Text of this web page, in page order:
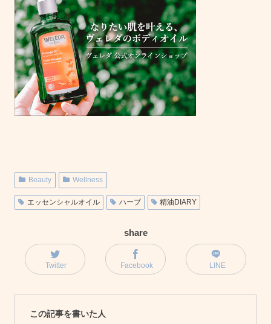
Beauty Wellness
エッセンシャルオイル ハーブ 精油DIARY
share
Twitter Facebook LINE
この記事を書いた人